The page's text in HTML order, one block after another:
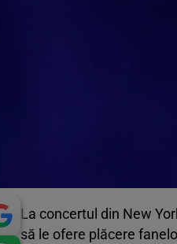
La concertul din New
să le ofere plăcere